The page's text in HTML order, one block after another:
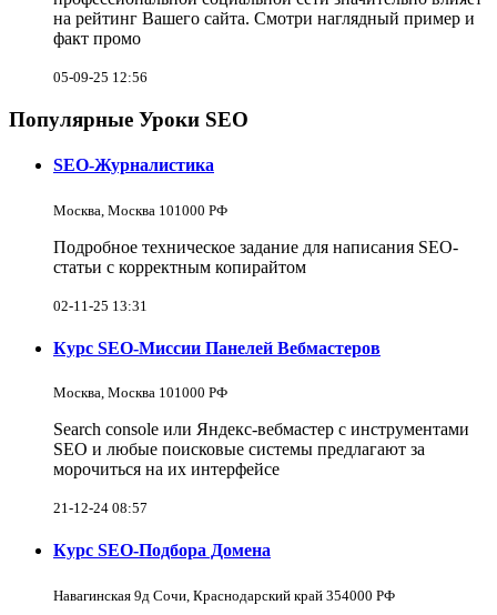
на рейтинг Вашего сайта. Смотри наглядный пример и
факт промо
05-09-25 12:56
Популярные Уроки SEO
SEO-Журналистика
Москва, Москва 101000 РФ
Подробное техническое задание для написания SEO-
статьи с корректным копирайтом
02-11-25 13:31
Курс SEO-Миссии Панелей Вебмастеров
Москва, Москва 101000 РФ
Search console или Яндекс-вебмастер с инструментами
SEO и любые поисковые системы предлагают за
морочиться на их интерфейсе
21-12-24 08:57
Курс SEO-Подбора Домена
Навагинская 9д Сочи, Краснодарский край 354000 РФ